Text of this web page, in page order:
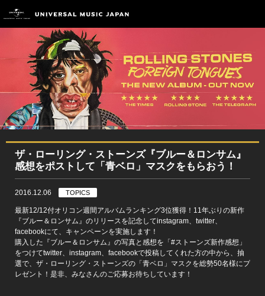
ザ・ローリング・ストーンズ『ブルー＆ロンサム』
感想をポストして「青ベロ」マスクをもらおう！
2016.12.06 TOPICS
最新12/12付オリコン週間アルバムランキング3位獲得！11年ぶりの新作
『ブルー＆ロンサム』のリリースを記念してinstagram、twitter、
facebookにて、キャンペーンを実施します！
購入した『ブルー＆ロンサム』の写真と感想を「#‎ストーンズ新作感‪想」
をつけてtwitter、instagram、facebookで投稿してくれた方の中から、抽
選で、ザ・ローリング・ストーンズの「青ベロ」マスクを総勢50名様にプ
レゼント！是非、みなさんのご応募お待ちしています！